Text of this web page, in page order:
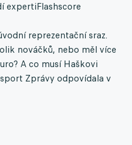
expertiFlashscore
reprezentační sraz.
nováčků, nebo měl více
A co musí Haškovi
Zprávy odpovídala v